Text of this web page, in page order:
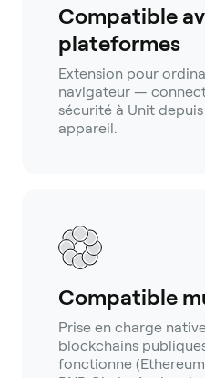
Compatible
plateformes
Extension pour
navigateur —
sécurité à Unit
appareil.
Compatible
Prise en charge
blockchains
fonctionne